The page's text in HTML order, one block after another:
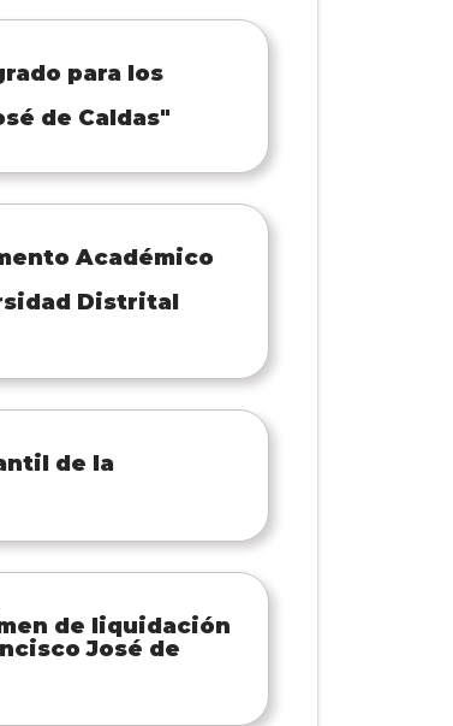
para los
de Caldas"
Académico
Distrital
de la
de liquidación
José de